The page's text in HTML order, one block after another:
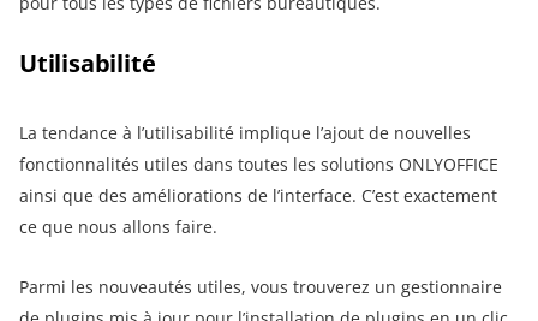
Utilisabilité
La tendance à l’utilisabilité implique l’ajout de nouvelles
fonctionnalités utiles dans toutes les solutions ONLYOFFICE
ainsi que des améliorations de l’interface. C’est exactement
ce que nous allons faire.
Parmi les nouveautés utiles, vous trouverez un gestionnaire